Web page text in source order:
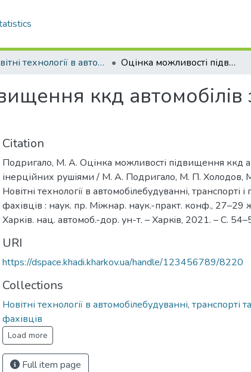
Новітні технології в автомобілебудуванні, транспорті та при підготовці фахівців Оцінка можливості підвищення ккд автомобілів з інерційних рушіями
ккд автомобілів
Citation
Подригало, М. А. Оцінка можливості підвищення ккд
інерційних рушіями / М. А. Подригало, М. П. Холодов,
Новітні технології в автомобілебудуванні, транспорті і
фахівців : наук. пр. Міжнар. наук.-практ. конф., 27–29
Харків. нац. автомоб.-дор. ун-т. – Харкiв, 2021. – С.
URI
https://dspace.khadi.kharkov.ua/handle/123456789/8220
Collections
Новітні технології в автомобілебудуванні, транспорті
фахівців
Load more
Full item page